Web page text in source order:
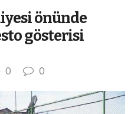
önünde
gösterisi
0 0